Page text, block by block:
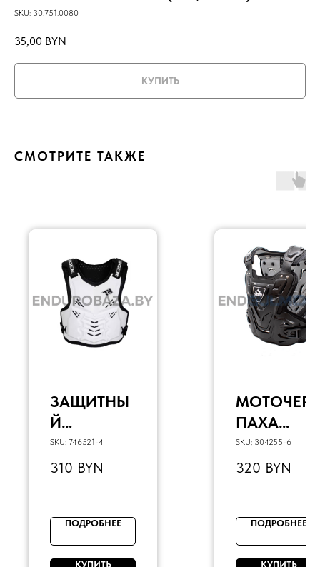
SKU: 30.751.0080
35,00 BYN
КУПИТЬ
СМОТРИТЕ ТАКЖЕ
ЗАЩИТНЫ
Й
ПАНЦИРЬ
TIGER TR-
SKU: 746521-4
310 BYN
ПОДРОБНЕЕ
КУПИТЬ
МОТОЧЕРЕ
ПАХА
WOLF
AR09
SKU: 304255-6
320 BYN
ПОДРОБНЕЕ
КУПИТЬ